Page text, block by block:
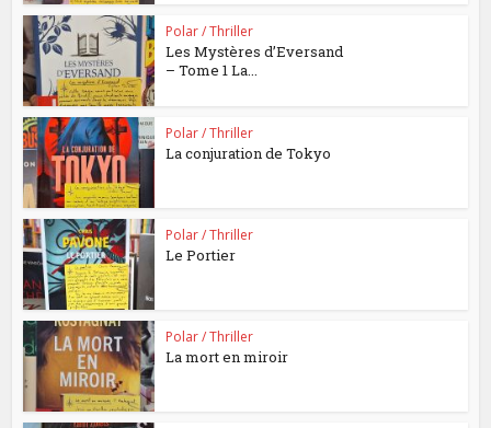
Polar / Thriller
Les Mystères d’Eversand
– Tome 1 La...
Polar / Thriller
La conjuration de Tokyo
Polar / Thriller
Le Portier
Polar / Thriller
La mort en miroir